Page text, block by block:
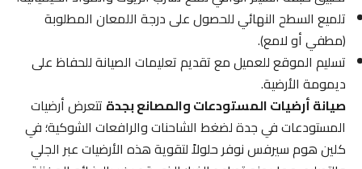
تلميع السطح النهائي للحصول على درجة اللمعان المطلوبة
(مطفي أو لامع).
تسليم الموقع للعميل مع تقديم تعليمات الصيانة للحفاظ على
ديمومة الأرضية.
صيانة أرضيات المستودعات والمصانع بجدةتتعرض أرضيات
المستودعات في جدة لضغط الشاحنات والرافعات الشوكية؛ في
كلين هوم سيرفس نوفر حلولاً لتقوية هذه الأرضيات عبر الجلي